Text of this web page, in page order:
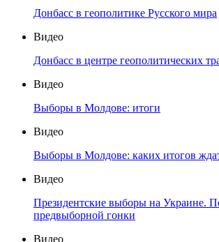
Донбасс в геополитике Русского мира
Видео
Донбасс в центре геополитических
Видео
Выборы в Молдове: итоги
Видео
Выборы в Молдове: каких итогов
Видео
Президентские выборы на Украине.
предвыборной гонки
Видео